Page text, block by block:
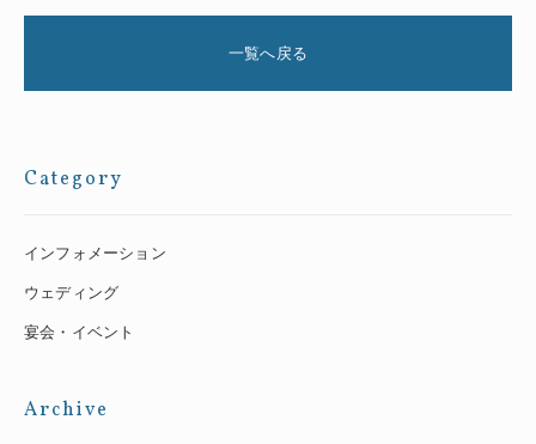
一覧へ戻る
Category
インフォメーション
ウェディング
宴会・イベント
Archive